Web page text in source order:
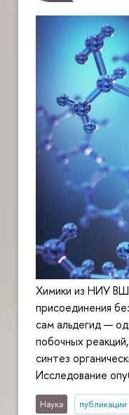
Химики из НИУ
присоединения
сам альдегид —
побочных
синтез
Исследование
Наука публикации